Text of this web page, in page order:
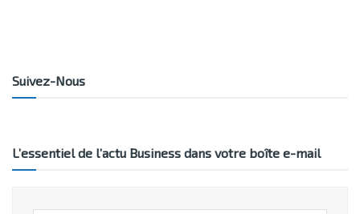
Suivez-Nous
L’essentiel de l’actu Business dans votre boîte e-mail